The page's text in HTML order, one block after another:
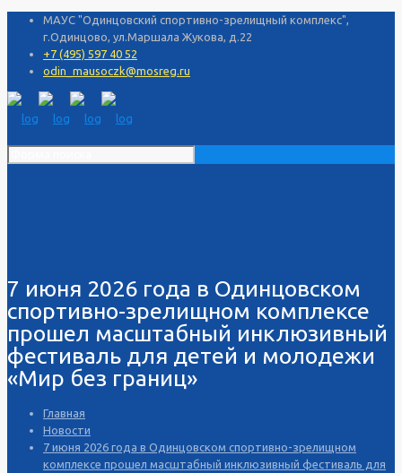
МАУС "Одинцовский спортивно-зрелищный комплекс",
г.Одинцово, ул.Маршала Жукова, д.22
+7 (495) 597 40 52
odin_mausoczk@mosreg.ru
7 июня 2026 года в Одинцовском
спортивно-зрелищном комплексе
прошел масштабный инклюзивный
фестиваль для детей и молодежи
«Мир без границ»
Главная
Новости
7 июня 2026 года в Одинцовском спортивно-зрелищном
комплексе прошел масштабный инклюзивный фестиваль для